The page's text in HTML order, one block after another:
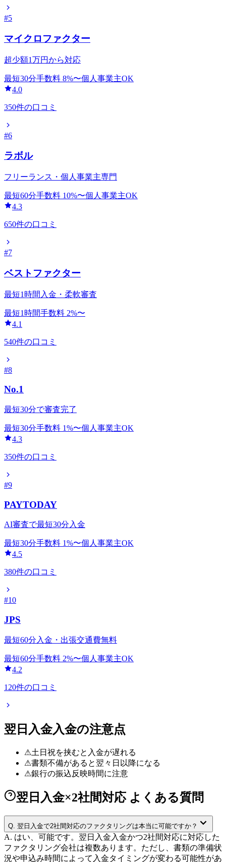
#5
マイクロファクター
超少額1万円から対応
最短30分手数料 8%〜個人事業主OK
4.0
350件の口コミ
#6
ラボル
フリーランス・個人事業主専門
最短60分手数料 10%〜個人事業主OK
4.3
650件の口コミ
#7
ベストファクター
最短1時間入金・柔軟審査
最短1時間手数料 2%〜
4.1
540件の口コミ
#8
No.1
最短30分で審査完了
最短30分手数料 1%〜個人事業主OK
4.3
350件の口コミ
#9
PAYTODAY
AI審査で最短30分入金
最短30分手数料 1%〜個人事業主OK
4.5
380件の口コミ
#10
JPS
最短60分入金・出張交通費無料
最短60分手数料 2%〜個人事業主OK
4.2
120件の口コミ
翌日入金入金の注意点
⚠土日祝を挟むと入金が遅れる
⚠書類不備があると翌々日以降になる
⚠銀行の振込反映時間に注意
翌日入金×2社間対応 よくある質問
Q. 翌日入金で2社間対応のファクタリングは本当に可能ですか？
A. はい、可能です。翌日入金入金かつ2社間対応に対応した
ファクタリング会社は複数あります。ただし、書類の準備状
況や申込み時間によって入金タイミングが変わる可能性があ